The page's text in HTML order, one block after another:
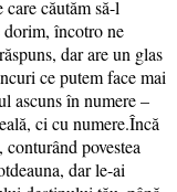
căutăm să-l
dorim, încotro ne
dar are un glas
ce putem face mai
ascuns în numere –
ci cu numere.Încă
povestea
dar le-ai